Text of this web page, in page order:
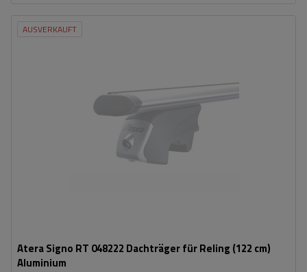
AUSVERKAUFT
Atera Signo RT 048222 Dachträger für Reling (122 cm)
Aluminium